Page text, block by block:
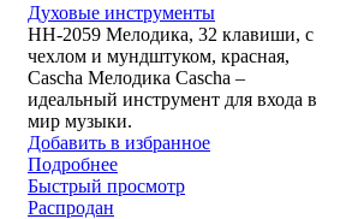
Духовые инструменты
HH-2059 Мелодика, 32 клавиши, с
чехлом и мундштуком, красная,
Cascha Мелодика Cascha –
идеальный инструмент для входа в
мир музыки.
Добавить в избранное
Подробнее
Быстрый просмотр
Распродан